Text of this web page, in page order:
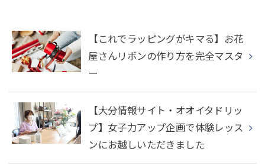
【これでラッピングがキマる】お花
屋さんリボンの作り方を完全マスタ
ー
【大分情報サイト・オオイタドリッ
プ】女子力アップ企画で体験レッス
ンにお越しいただきました